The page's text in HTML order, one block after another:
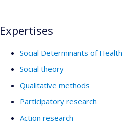
Expertises
Social Determinants of Health
Social theory
Qualitative methods
Participatory research
Action research